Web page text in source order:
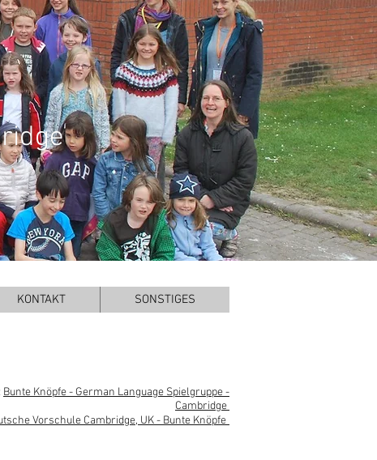
Bunte Knöpfe - German Language Spielgruppe -
Cambridge
Vorschule Cambridge, UK - Bunte Knöpfe
KONTAKT SONSTIGES